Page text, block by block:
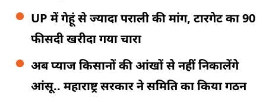
UP में गेहूं से ज्यादा पराली की मांग, टारगेट का 90
फीसदी खरीदा गया चारा
अब प्याज किसानों की आंखों से नहीं निकालेंगे
आंसू.. महाराष्ट्र सरकार ने समिति का किया गठन